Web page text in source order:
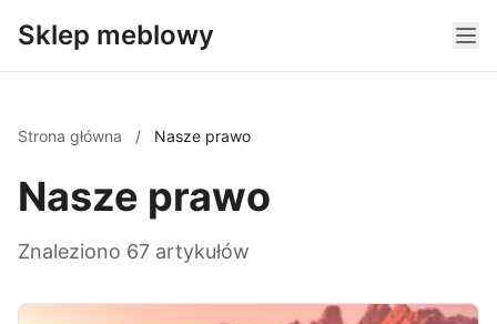
Sklep meblowy
Strona główna / Nasze prawo
Nasze prawo
Znaleziono 67 artykułów